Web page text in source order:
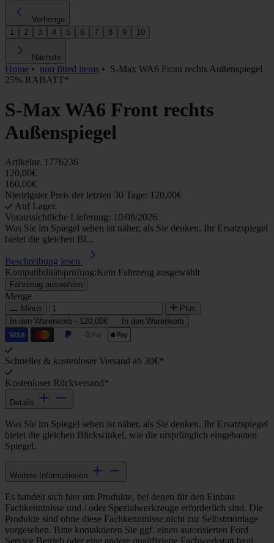
Vorherige
1
2 3 4 5 6 7 8 9 10
Nächste
Home • non fitted items • S-Max WA6 Front rechts Außenspiegel
25% RABATT*
S-Max WA6 Front rechts
Außenspiegel
Artikelnr. 1776236
120,00€
160,00€
Niedrigster Preis der letzten 30 Tage: 120,00€
Auf Lager.
Voraussichtliche Lieferung: 10/08/2026
Was Sie im Spiegel sehen ist näher, als Sie denken. Ihr Ersatzspiegel
bietet die gleichen Bl...
Beschreibung lesen
Kompatibilitätsprüfung:Kein Fahrzeug ausgewählt
Fahrzeug auswählen
Menge
Minus
Plus
In den Warenkorb - 120,00€ In den Warenkorb
Schneller & kostenloser Versand ab 30€*
Kostenloser Rückversand*
Details
Was Sie im Spiegel sehen ist näher, als Sie denken. Ihr Ersatzspiegel
bietet die gleichen Blickwinkel, wie die ursprünglich eingebauten
Spiegel.
Weitere Informationen
Es handelt sich hier um Produkte, bei denen für den Einbau
Fachkenntnisse und / oder Spezialwerkzeuge erforderlich sind. Die
Produkte sind ohne diese Fachkenntnisse nicht zur Selbstmontage
vorgesehen. Bitte kontaktieren Sie ggf. einen autorisierten Ford